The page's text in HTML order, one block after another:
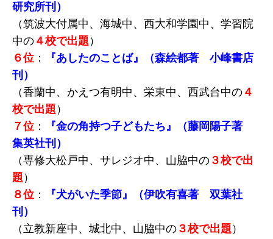
研究所刊）
（筑波大付属中、海城中、西大和学園中、学習院
中の ４校で出題 ）
６位 ：
『あしたのことば』（森絵都著 小峰書店
刊）
（香蘭中、かえつ有明中、栄東中、西武台中の ４
校で出題 ）
７位 ：
『金の角持つ子どもたち』（藤岡陽子著
集英社刊）
（専修大松戸中、サレジオ中、山脇中の ３校で出
題 ）
８位 ：
『犬がいた季節』（伊吹有喜著 双葉社
刊）
（立教新座中、城北中、山脇中の ３校で出題 ）